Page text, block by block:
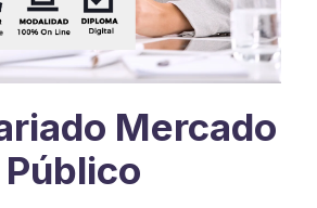
Mercado
Público